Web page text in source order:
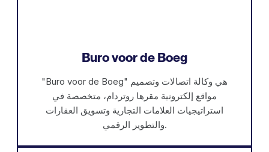
Buro voor de Boeg
"Buro voor de Boeg" هي وكالة اتصالات وتصميم
مواقع إلكترونية مقرها روتردام، متخصصة في
استراتيجيات العلامات التجارية وتسويق العقارات
والتطوير الرقمي.